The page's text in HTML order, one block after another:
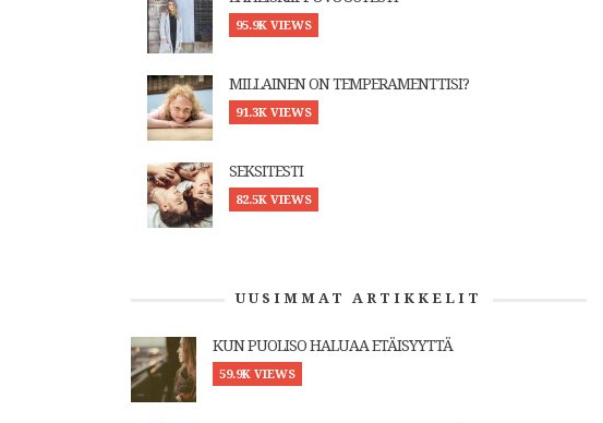
95.9K VIEWS
MILLAINEN ON TEMPERAMENTTISI?
91.3K VIEWS
SEKSITESTI
82.5K VIEWS
UUSIMMAT ARTIKKELIT
KUN PUOLISO HALUAA ETÄISYYTTÄ
59.9K VIEWS